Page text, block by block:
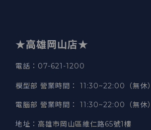
★高雄岡山店★
電話：07-621-1200
模型部 營業時間 ： 11:30~22:00（無休）
電腦部 營業時間 ： 11:30~22:00（無休）
地址 ： 高雄市岡山區維仁路65號1樓